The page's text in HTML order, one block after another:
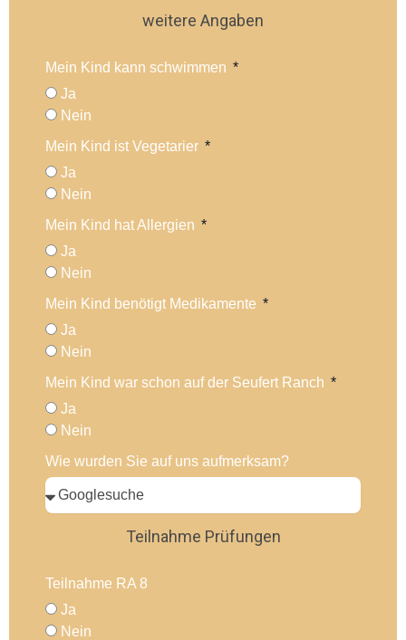
weitere Angaben
Mein Kind kann schwimmen
Ja
Nein
Mein Kind ist Vegetarier
Ja
Nein
Mein Kind hat Allergien
Ja
Nein
Mein Kind benötigt Medikamente
Ja
Nein
Mein Kind war schon auf der Seufert Ranch
Ja
Nein
Wie wurden Sie auf uns aufmerksam?
Teilnahme Prüfungen
Teilnahme RA 8
Ja
Nein